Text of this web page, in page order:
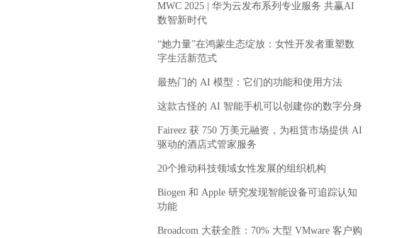
MWC 2025 | 华为云发布系列专业服务 共赢AI
数智新时代
“她力量”在鸿蒙生态绽放：女性开发者重塑数
字生活新范式
最热门的 AI 模型：它们的功能和使用方法
这款古怪的 AI 智能手机可以创建你的数字分身
Faireez 获 750 万美元融资，为租赁市场提供 AI
驱动的酒店式管家服务
20个推动科技领域女性发展的组织机构
Biogen 和 Apple 研究发现智能设备可追踪认知
功能
Broadcom 大获全胜：70% 大型 VMware 客户购